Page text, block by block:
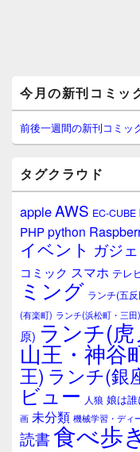
イ
ン
サ
イ
ウ
ィ
ジ
ェ
ア
今月の新刊コミッ
前後一週間の新刊コミッ
タグクラウド
appleAWS EC-CUBE
PHPpython
イベント ガジ
コミック スマホ テレ
ミング ランチ(五
(有楽町) ランチ(浜松町・三田)
原) ランチ(
山王・神谷
王) ランチ(銀
ビュー 人狼 娘は
画 未分類 機械学習・ディ
読書食べ歩